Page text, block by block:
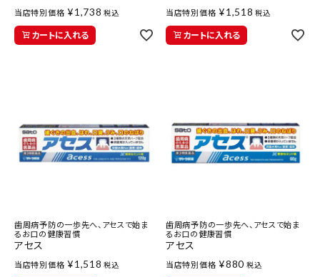
当店特別価格 ¥1,738 税込
カートに入れる
当店特別価格 ¥1,518 税込
カートに入れる
歯周病予防の一歩先へ、アセスで始ま
るお口の健康習慣
アセス
当店特別価格 ¥1,518 税込
歯周病予防の一歩先へ、アセスで始ま
るお口の健康習慣
アセス
当店特別価格 ¥880 税込